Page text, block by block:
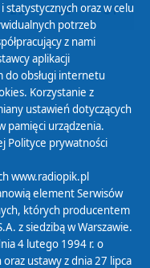
29 30 31
oraz w celu
potrzeb
z nami
aplikacji
do obsługi internetu
Korzystanie z
ustawień dotyczących
pamięci urządzenia.
Polityce prywatności
www.radiopik.pl
element Serwisów
których producentem
z siedzibą w Warszawie.
4 lutego 1994 r. o
ustawy z dnia 27 lipca